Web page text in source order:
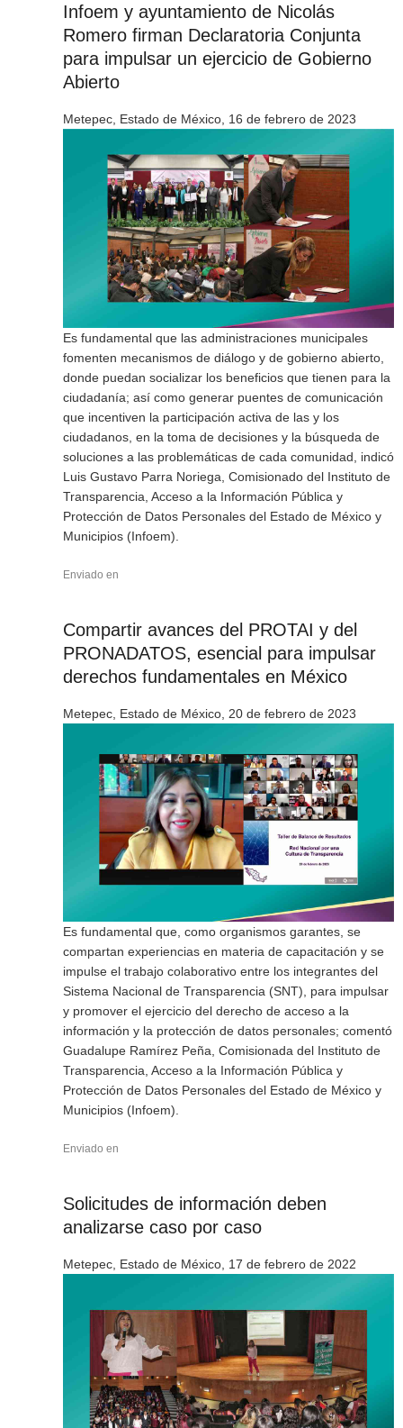
Infoem y ayuntamiento de Nicolás
Romero firman Declaratoria Conjunta
para impulsar un ejercicio de Gobierno
Abierto
Metepec, Estado de México, 16 de febrero de 2023
Es fundamental que las administraciones municipales
fomenten mecanismos de diálogo y de gobierno abierto,
donde puedan socializar los beneficios que tienen para la
ciudadanía; así como generar puentes de comunicación
que incentiven la participación activa de las y los
ciudadanos, en la toma de decisiones y la búsqueda de
soluciones a las problemáticas de cada comunidad, indicó
Luis Gustavo Parra Noriega, Comisionado del Instituto de
Transparencia, Acceso a la Información Pública y
Protección de Datos Personales del Estado de México y
Municipios (Infoem).
Enviado en
Compartir avances del PROTAI y del
PRONADATOS, esencial para impulsar
derechos fundamentales en México
Metepec, Estado de México, 20 de febrero de 2023
Es fundamental que, como organismos garantes, se
compartan experiencias en materia de capacitación y se
impulse el trabajo colaborativo entre los integrantes del
Sistema Nacional de Transparencia (SNT), para impulsar
y promover el ejercicio del derecho de acceso a la
información y la protección de datos personales; comentó
Guadalupe Ramírez Peña, Comisionada del Instituto de
Transparencia, Acceso a la Información Pública y
Protección de Datos Personales del Estado de México y
Municipios (Infoem).
Enviado en
Solicitudes de información deben
analizarse caso por caso
Metepec, Estado de México, 17 de febrero de 2022